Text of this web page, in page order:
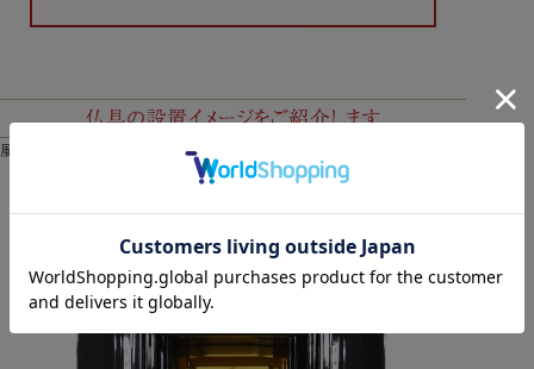
風雅ワイン仏具セット